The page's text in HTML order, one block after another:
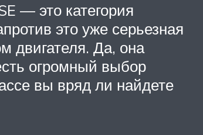
— это категория
это уже серьезная
двигателя. Да, она
огромный выбор
вы вряд ли найдете